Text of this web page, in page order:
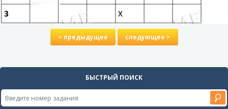
< предыдущее следующее >
БЫСТРЫЙ ПОИСК